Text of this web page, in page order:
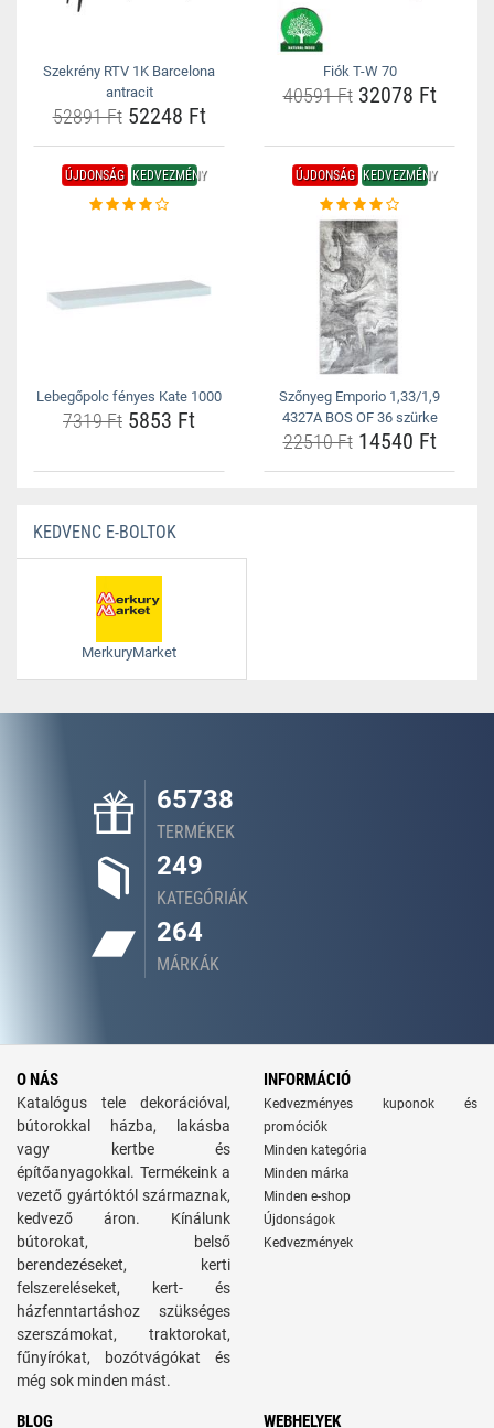
Szekrény RTV 1K Barcelona
antracit
52891 Ft52248 Ft
Fiók T-W 70
40591 Ft32078 Ft
ÚJDONSÁG KEDVEZMÉNY
Lebegőpolc fényes Kate 1000
7319 Ft 5853 Ft
ÚJDONSÁG KEDVEZMÉNY
Szőnyeg Emporio 1,33/1,9
4327A BOS OF 36 szürke
22510 Ft14540 Ft
KEDVENC E-BOLTOK
MerkuryMarket
65738
TERMÉKEK
249
KATEGÓRIÁK
264
MÁRKÁK
O NÁS
Katalógus tele dekorációval,
bútorokkal házba, lakásba
vagy kertbe és
építőanyagokkal. Termékeink a
vezető gyártóktól származnak,
kedvező áron. Kínálunk
bútorokat, belső
berendezéseket, kerti
felszereléseket, kert- és
házfenntartáshoz szükséges
szerszámokat, traktorokat,
fűnyírókat, bozótvágókat és
még sok minden mást.
INFORMÁCIÓ
Kedvezményes kuponok és
promóciók
Minden kategória
Minden márka
Minden e-shop
Újdonságok
Kedvezmények
BLOG WEBHELYEK